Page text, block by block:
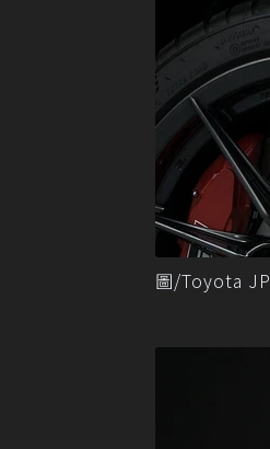
圖/Toyota JP